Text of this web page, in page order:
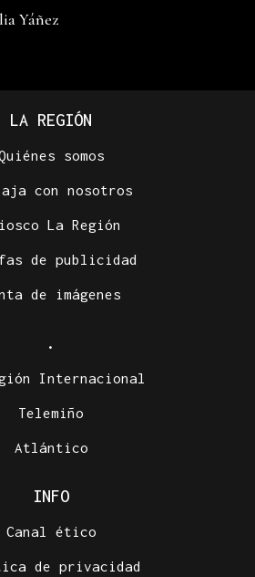
Yáñez
LA REGIÓN
somos
con nosotros
La Región
de publicidad
de imágenes
.
Internacional
Telemiño
Atlántico
INFO
Canal ético
de privacidad